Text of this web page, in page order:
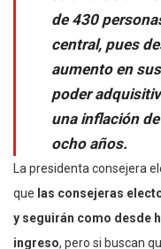
de 430
central, pues
aumento en
poder
una inflación
ocho años.
La presidenta consejera
que las consejeras
y seguirán como desde
ingreso, pero si buscan